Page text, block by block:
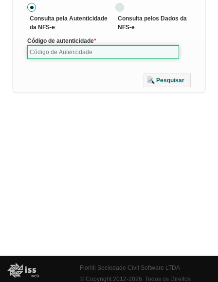
Consulta pela Autenticidade
da NFS-e
Consulta pelos Dados da
NFS-e
Código de autenticidade
Pesquisar
Fiorilli Sociedade Civil Software LTDA
© Copyright 2012-2026. Todos os Direitos